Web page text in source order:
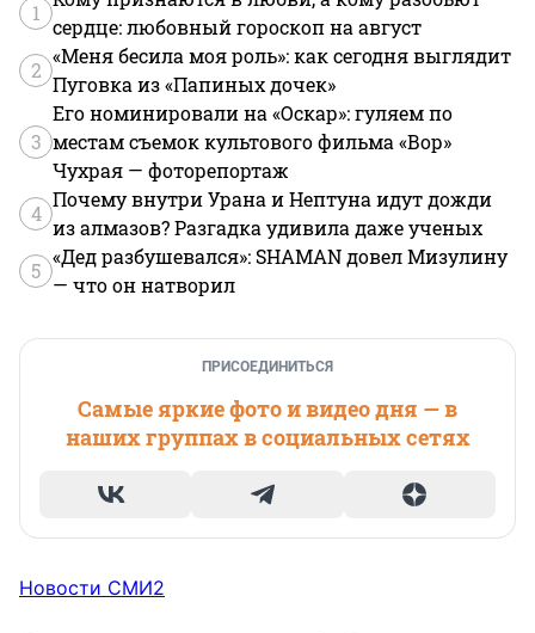
1
сердце: любовный гороскоп на август
2
«Меня бесила моя роль»: как сегодня выглядит
Пуговка из «Папиных дочек»
3
Его номинировали на «Оскар»: гуляем по
местам съемок культового фильма «Вор»
Чухрая — фоторепортаж
4
Почему внутри Урана и Нептуна идут дожди
из алмазов? Разгадка удивила даже ученых
5
«Дед разбушевался»: SHAMAN довел Мизулину
— что он натворил
ПРИСОЕДИНИТЬСЯ
Самые яркие фото и видео дня — в
наших группах в социальных сетях
Новости СМИ2